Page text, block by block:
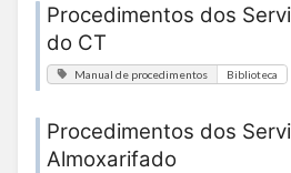
Procedimentos dos
do CT
Manual de procedimentos Biblioteca
Procedimentos dos
Almoxarifado